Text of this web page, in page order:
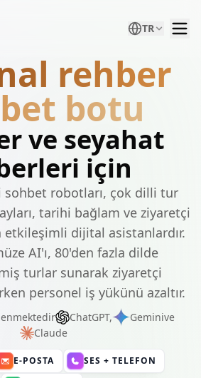
TR
rehber
botu
ve seyahat
için
sohbet robotları, çok dilli tur
tarihi bağlam ve ziyaretçi
etkileşimli dijital asistanlardır.
AI'ı, 80'den fazla dilde
turlar sunarak ziyaretçi
personel iş yükünü azaltır.
ChatGPT, Geminive
Claude
E-POSTA
SES + TELEFON